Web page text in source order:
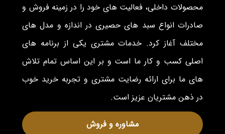
محصولات داخلی، فعالیت های خود را در زمینه فروش و
صادرات انواع سبد های حصیری در اندازه و مدل های
مختلف آغاز کرد. خدمات مشتری یکی از برنامه های
اصلی کسب و کار ما است و بر این اساس تمام تلاش
های ما برای ارائه رضایت مشتری و تجربه خرید خوب
در ذهن مشتریان عزیز است.
مشاوره و فروش